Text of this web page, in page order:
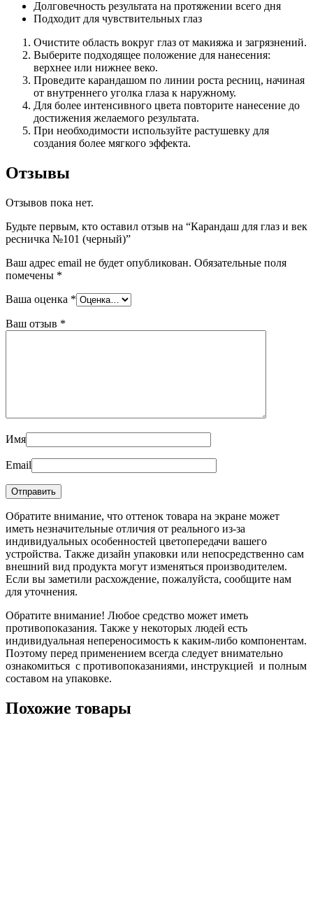
Долговечность результата на протяжении всего дня
Подходит для чувствительных глаз
Очистите область вокруг глаз от макияжа и загрязнений.
Выберите подходящее положение для нанесения:
верхнее или нижнее веко.
Проведите карандашом по линии роста ресниц, начиная
от внутреннего уголка глаза к наружному.
Для более интенсивного цвета повторите нанесение до
достижения желаемого результата.
При необходимости используйте растушевку для
создания более мягкого эффекта.
Отзывы
Отзывов пока нет.
Будьте первым, кто оставил отзыв на “Карандаш для глаз и век
ресничка №101 (черный)”
Ваш адрес email не будет опубликован. Обязательные поля
помечены *
Ваша оценка *
Ваш отзыв *
Имя
Email
Обратите внимание, что оттенок товара на экране может
иметь незначительные отличия от реального из-за
индивидуальных особенностей цветопередачи вашего
устройства. Также дизайн упаковки или непосредственно сам
внешний вид продукта могут изменяться производителем.
Если вы заметили расхождение, пожалуйста, сообщите нам
для уточнения.
Обратите внимание! Любое средство может иметь
противопоказания. Также у некоторых людей есть
индивидуальная непереносимость к каким-либо компонентам.
Поэтому перед применением всегда следует внимательно
ознакомиться с противопоказаниями, инструкцией и полным
составом на упаковке.
Похожие товары